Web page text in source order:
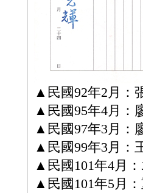
▲民國92年2月：
▲民國95年4月：
▲民國97年3月：
▲民國99年3月：
▲民國101年4月
▲民國101年5月